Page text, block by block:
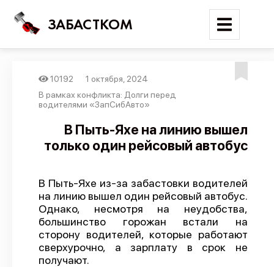
ЗАБАСТКОМ
Войти
Поиск
Новости
Трудовые конфликты
Отчеты
Предложить публикацию
Справочник
10192
1 октября, 2024
В рамках конфликта: Долги перед
водителями «ЗапСибАвто»
В Пыть-Яхе на линию вышел
только один рейсовый автобус
В Пыть-Яхе из-за забастовки водителей
на линию вышел один рейсовый автобус.
Однако, несмотря на неудобства,
большинство горожан встали на
сторону водителей, которые работают
сверхурочно, а зарплату в срок не
получают.